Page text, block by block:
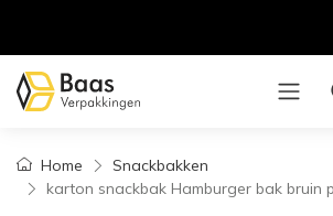
Home
Snackbakken
karton snackbak Hamburger bak bruin